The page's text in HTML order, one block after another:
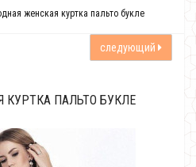
женская куртка пальто букле
следующий
ПАЛЬТО БУКЛЕ